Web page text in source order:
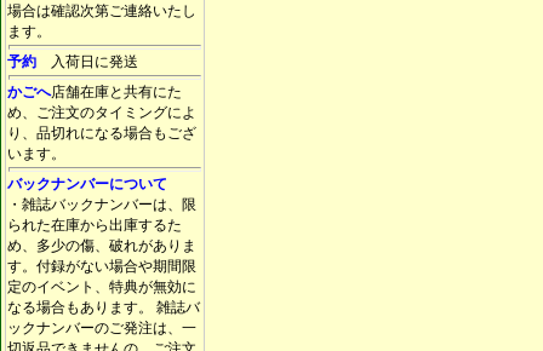
場合は確認次第ご連絡いたし
ます。
予約 入荷日に発送
かごへ店舗在庫と共有にた
め、ご注文のタイミングによ
り、品切れになる場合もござ
います。
バックナンバーについて
・雑誌バックナンバーは、限
られた在庫から出庫するた
め、多少の傷、破れがありま
す。付録がない場合や期間限
定のイベント、特典が無効に
なる場合もあります。 雑誌バ
ックナンバーのご発注は、一